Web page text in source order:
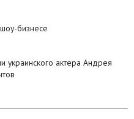
бизнесе
украинского актера Андрея